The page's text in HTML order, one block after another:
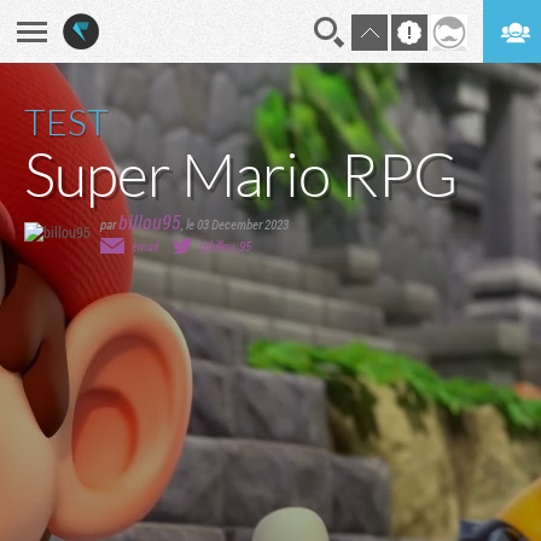
TEST
Super Mario RPG
parbillou95, le 03 December 2023
email
@billou_95
En direct Digest